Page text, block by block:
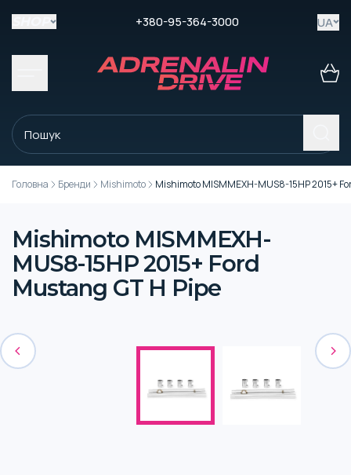
+380-95-364-3000 UA
Головна Бренди Mishimoto Mishimoto MISMMEXH-MUS8-15HP 2015+
Mishimoto MISMMEXH-
MUS8-15HP 2015+ Ford
Mustang GT H Pipe